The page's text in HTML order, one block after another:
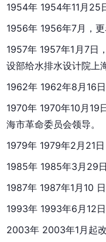
1954年 1954年11月25
1956年 1956年7月，
1957年 1957年1月7日
设部给水排水设计院上
1962年 1962年8月16
1970年 1970年10月19
海市革命委员会领导。
1979年 1979年2月21
1985年 1985年3月29
1987年 1987年1月10
1993年 1993年6月12
2003年 2003年1月起